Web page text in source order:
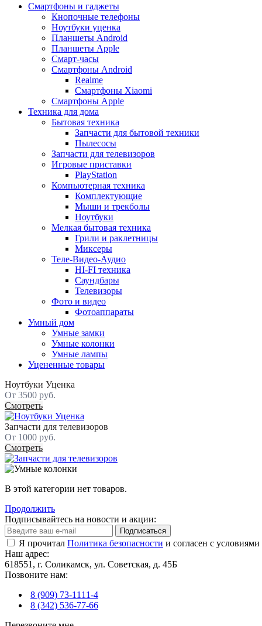
Смартфоны и гаджеты
Кнопочные телефоны
Ноутбуки уценка
Планшеты Android
Планшеты Apple
Смарт-часы
Смартфоны Android
Realme
Смартфоны Xiaomi
Смартфоны Apple
Техника для дома
Бытовая техника
Запчасти для бытовой техники
Пылесосы
Запчасти для телевизоров
Игровые приставки
PlayStation
Компьютерная техника
Комплектующие
Мыши и трекболы
Ноутбуки
Мелкая бытовая техника
Грили и раклетницы
Миксеры
Теле-Видео-Аудио
HI-FI техника
Саундбары
Телевизоры
Фото и видео
Фотоаппараты
Умный дом
Умные замки
Умные колонки
Умные лампы
Уцененные товары
Ноутбуки Уценка
От 3500 руб.
Смотреть
Запчасти для телевизоров
От 1000 руб.
Смотреть
В этой категории нет товаров.
Продолжить
Подписывайтесь на новости и акции:
Подписаться
Я прочитал Политика безопасности и согласен с условиями
Наш адрес:
618551, г. Соликамск, ул. Советская, д. 45Б
Позвоните нам:
8 (909) 73-1111-4
8 (342) 536-77-66